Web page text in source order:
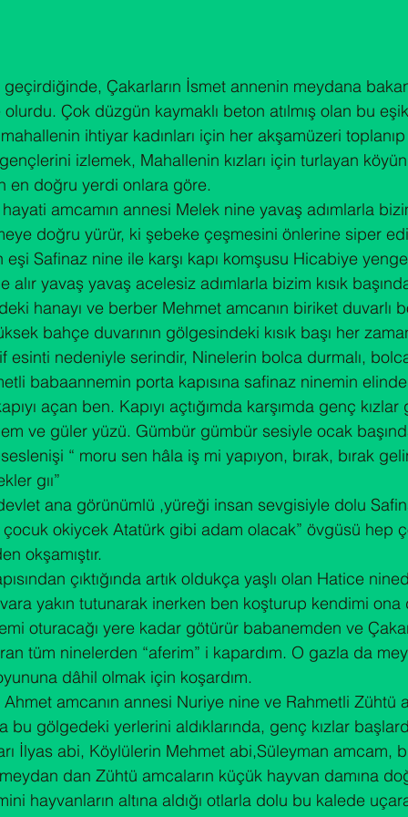
Çakarların İsmet annenin meydana
Çok düzgün kaymaklı beton atılmış olan bu
ihtiyar kadınları için her akşamüzeri
izlemek, Mahallenin kızları için turlayan köyün
en doğru yerdi onlara göre.
hayati amcamın annesi Melek nine yavaş adımlarla
doğru yürür, ki şebeke çeşmesini önlerine siper
Safinaz nine ile karşı kapı komşusu Hicabiye
alır yavaş yavaş acelesiz adımlarla bizim kısık
hanayı ve berber Mehmet amcanın biriket duvarlı
bahçe duvarının gölgesindeki kısık başı her
esinti nedeniyle serindir, Ninelerin bolca durmalı,
babaannemin porta kapısına safinaz ninemin
açan ben. Kapıyı açtığımda karşımda genç
ve güler yüzü. Gümbür gümbür sesiyle ocak
“ moru sen hâla iş mi yapıyon, bırak, bırak
gıı”
ana görünümlü ,yüreği insan sevgisiyle dolu
çocuk okiycek Atatürk gibi adam olacak” övgüsü hep
okşamıştır.
çıktığında artık oldukça yaşlı olan Hatice
yakın tutunarak inerken ben koşturup kendimi
oturacağı yere kadar götürür babanemden ve
tüm ninelerden “aferim” i kapardım. O gazla da
dâhil olmak için koşardım.
Ahmet amcanın annesi Nuriye nine ve Rahmetli Zühtü
bu gölgedeki yerlerini aldıklarında, genç kızlar
İlyas abi, Köylülerin Mehmet abi,Süleyman amcam,
dan Zühtü amcaların küçük hayvan damına
hayvanların altına aldığı otlarla dolu bu kalede